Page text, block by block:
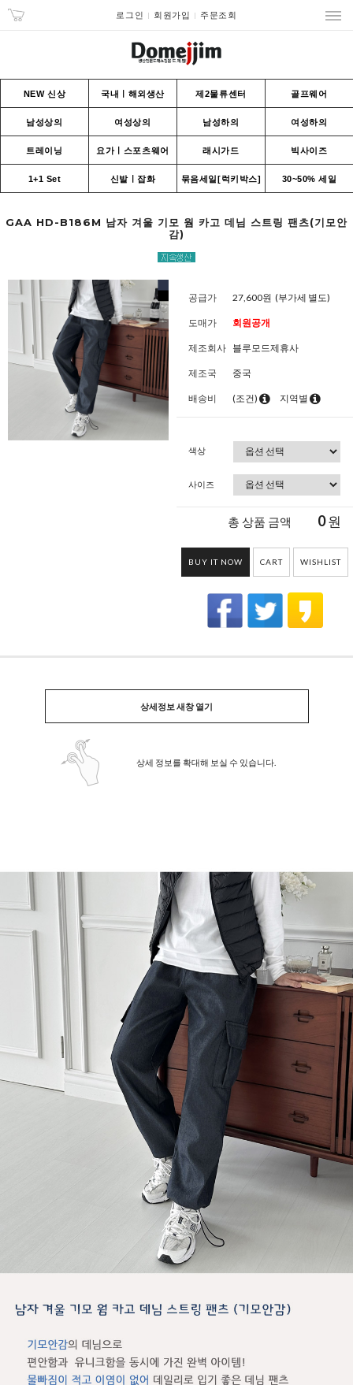
로그인 회원가입 주문조회
NEW 신상 국내ㅣ해외생산 제2물류센터 골프웨어
남성상의 여성상의 남성하의 여성하의
트레이닝 요가ㅣ스포츠웨어 래시가드 빅사이즈
1+1 Set 신발ㅣ잡화 묶음세일[럭키박스] 30~50% 세일
GAA HD-B186M 남자 겨울 기모 웜 카고 데님 스트링 팬츠(기모안
감)
공급가 27,600원 (부가세 별도)
도매가 회원공개
제조회사 블루모드제휴사
제조국 중국
배송비 (조건) 지역별
색상
사이즈
총 상품 금액 0원
BUY IT NOW CART WISHLIST
상세정보 새창 열기
상세 정보를 확대해 보실 수 있습니다.